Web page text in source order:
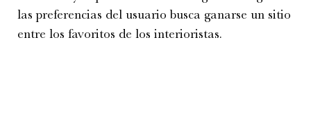
las preferencias del usuario busca ganarse un sitio
entre los favoritos de los interioristas.